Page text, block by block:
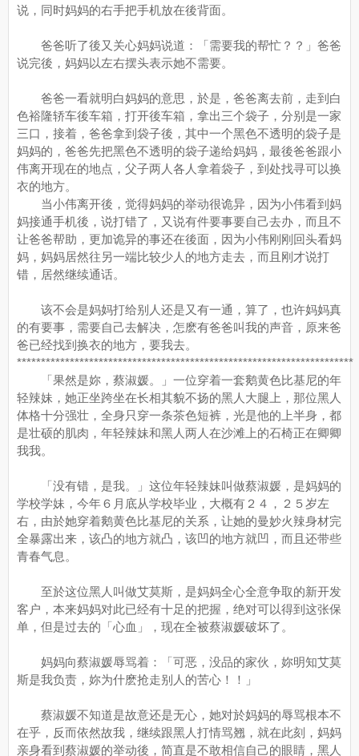
说，同时妈妈的右手把手机放在後背面。
爸爸听了後又关心妈妈说道：「需要我的帮忙？？」爸爸
说完後，妈妈以左右摆头表示她不需要。
爸爸一看就明白妈妈的意思，於是，爸爸离去前，走到白
色裕隆轿车後车箱，打开後车箱，拿出三个袋子，分别是一家
三口，接着，爸爸拿到袋子後，其中一个黑色不透明的袋子是
妈妈的，爸爸先把黑色不透明的袋子递给妈妈，最後爸爸跟小
伟离开现在的地点，父子两人各人拿着袋子，到处找寻可以换
衣的地方。
当小伟离开後，觉得妈妈的举动很诡异，因为小伟看到妈
妈接通手机後，说打错了，又说有件要事要自己去办，而且不
让爸爸帮助，更加诡异的事还在後面，因为小伟刚刚回头看妈
妈，妈妈居然往另一端比较少人的地方走去，而且刚才说打
错，居然继续通话。
该不会是妈妈打给别人还是又有一通，算了，也许妈妈真
的有要事，需要自己去解决，怎麽有爸爸叫我的声音，原来爸
爸已经找到换衣的地方，要我去。
**********************************************************************
「果然是妳，蔡淑媛。」一位穿着一套鹅黄色比基尼的年
轻辣妹，她正坐跨坐在长相其貌不扬的黑人大腿上，那位黑人
体格十分强壮，全身只穿一条茶色短裤，光是他的上半身，都
是壮硕的肌肉，年轻辣妹和黑人两人在沙滩上的石椅正在卿卿
我我。
「没有错，是我。」这位年轻辣妹叫做蔡淑媛，是妈妈的
学校学妹，今年６月底从学校毕业，大概有２４，２５岁左
右，由於她穿着鹅黄色比基尼的关系，让她的曼妙火辣身材完
全暴露出来，该凸的地方就凸，该凹的地方就凹，而且还带些
青春气息。
至於这位黑人叫做艾莫斯，是妈妈全心全意争取的新开发
客户，本来妈妈对此已经有十足的把握，绝对可以得到这张保
单，但是过去的「心血」，现在全被蔡淑媛破坏了。
妈妈向蔡淑媛辱骂着：「可恶，没品的家伙，妳明知艾莫
斯是我负责，妳为什麽抢走别人的苦心！！」
蔡淑媛不知道是故意还是无心，她对於妈妈的辱骂根本不
在乎，反而依然故我，继续跟黑人打情骂翘，就在此刻，妈妈
亲身看到蔡淑媛的举动後，简直是不敢相信自己的眼睛，黑人